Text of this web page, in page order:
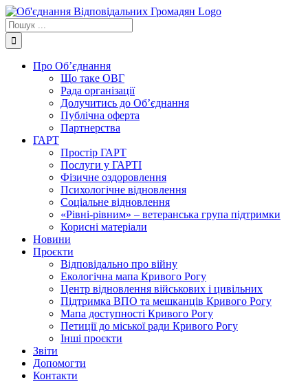
Skip
to
content
Пошук
...
Про Об’єднання
Що таке ОВГ
Рада організації
Долучитись до Об’єднання
Публічна оферта
Партнерства
ГАРТ
Простір ГАРТ
Послуги у ГАРТІ
Фізичне оздоровлення
Психологічне відновлення
Соціальне відновлення
«Рівні-рівним» – ветеранська група підтримки
Корисні матеріали
Новини
Проєкти
Відповідально про війну
Екологічна мапа Кривого Рогу
Центр відновлення військових і цивільних
Підтримка ВПО та мешканців Кривого Рогу
Мапа доступності Кривого Рогу
Петиції до міської ради Кривого Рогу
Інші проєкти
Звіти
Допомогти
Контакти